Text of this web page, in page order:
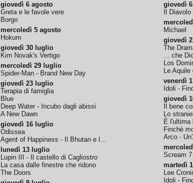
giovedì 6 agosto
Greta e le favole vere
Borgo
mercoledì 5 agosto
Hokum
giovedì 30 luglio
Kim Novak's Vertigo
mercoledì 29 luglio
Spider-Man - Brand New Day
giovedì 23 luglio
Terapia di famiglia
Blue
Deep Water - Incubo dagli abissi
A New Dawn
giovedì 16 luglio
Odissea
Agent of Happiness - Il Bhutan e l...
lunedì 13 luglio
Lupin III - Il castello di Cagliostro
La casa dalle finestre che ridono
The Doors
giovedì
Il
Michael
giovedì
The
... che
Los
Le
venerdì
Idoli -
giovedì
Il bene
Lo
È l'ultima
Finchè
Arco -
Scream 7
martedì
Lee
Idoli -